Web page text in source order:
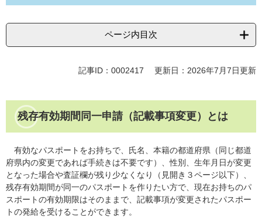
ページ内目次
記事ID：0002417 更新日：2026年7月7日更新
残存有効期間同一申請（記載事項変更）とは
有効なパスポートをお持ちで、氏名、本籍の都道府県（同じ都道
府県内の変更であれば手続きは不要です）、性別、生年月日が変更
となった場合や査証欄が残り少なくなり（見開き３ページ以下）、
残存有効期間が同一のパスポートを作りたい方で、現在お持ちのパ
スポートの有効期限はそのままで、記載事項が変更されたパスポー
トの発給を受けることができます。